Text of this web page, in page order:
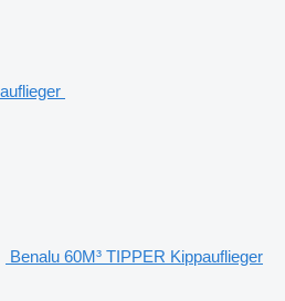
Benalu 60M³ TIPPER Kippauflieger